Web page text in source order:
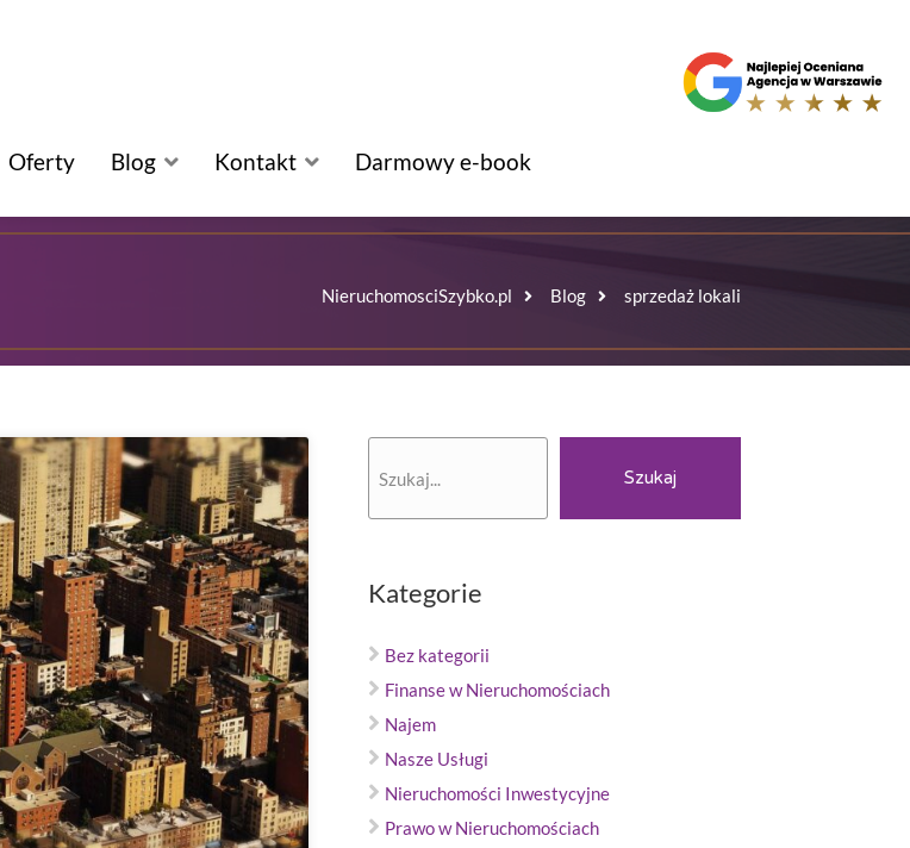
Oferty Blog Kontakt Darmowy e-book
NieruchomosciSzybko.pl Blog sprzedaż lokali
Szukaj
Kategorie
Bez kategorii
Finanse w Nieruchomościach
Najem
Nasze Usługi
Nieruchomości Inwestycyjne
Prawo w Nieruchomościach